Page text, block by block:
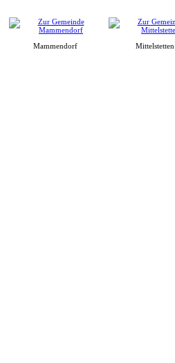
Mammendorf Mittelstetten